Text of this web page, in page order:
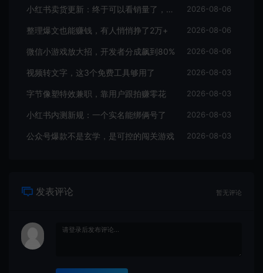
小红书卖货更新：终于可以看销量了，行家入驻门槛曝光 2026-08-06
整理爆文也能赚钱，有人悄悄挣了2万+ 2026-08-06
微信小游戏放大招，开发者分成飙到80% 2026-08-06
视频转文字，这3个免费工具够用了 2026-08-03
字节像塑特效兼职，靠用户跟拍赚零花 2026-08-03
小红书内测新规：一个实名能绑俩号了 2026-08-03
公众号爆款不是玄学，是可控的闯关游戏 2026-08-03
发表评论 暂无评论